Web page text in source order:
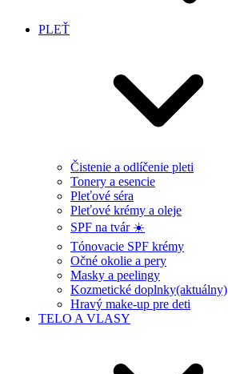
PLEŤ
Čistenie a odlíčenie pleti
Tonery a esencie
Pleťové séra
Pleťové krémy a oleje
SPF na tvár ☀️
Tónovacie SPF krémy
Očné okolie a pery
Masky a peelingy
Kozmetické doplnky(aktuálny)
Hravý make-up pre deti
TELO A VLASY